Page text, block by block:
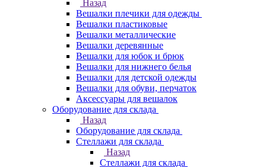
Назад
Вешалки плечики для одежды
Вешалки пластиковые
Вешалки металлические
Вешалки деревянные
Вешалки для юбок и брюк
Вешалки для нижнего белья
Вешалки для детской одежды
Вешалки для обуви, перчаток
Аксессуары для вешалок
Оборудование для склада
Назад
Оборудование для склада
Стеллажи для склада
Назад
Стеллажи для склада